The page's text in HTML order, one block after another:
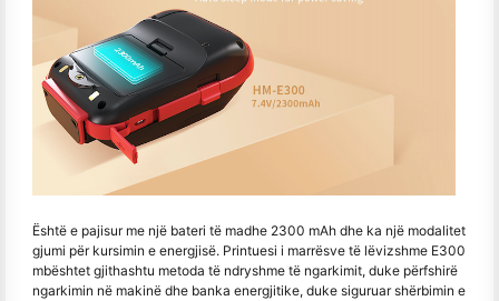
Është e pajisur me një bateri të madhe 2300 mAh dhe ka një modalitet
gjumi për kursimin e energjisë. Printuesi i marrësve të lëvizshme E300
mbështet gjithashtu metoda të ndryshme të ngarkimit, duke përfshirë
ngarkimin në makinë dhe banka energjitike, duke siguruar shërbimin e